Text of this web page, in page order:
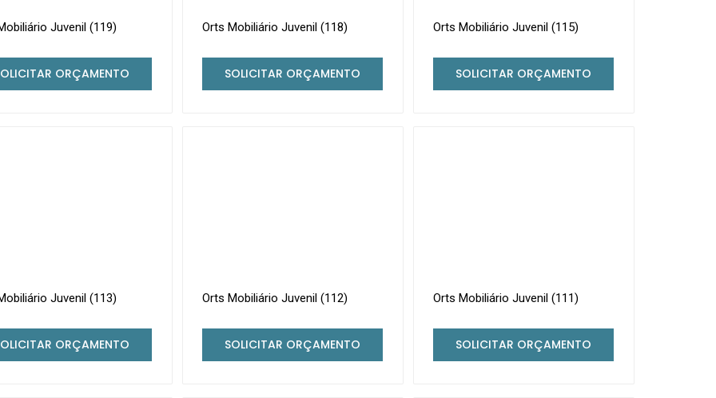
Juvenil (119)
ORÇAMENTO
Orts Mobiliário Juvenil (118)
SOLICITAR ORÇAMENTO
Orts Mobiliário Juvenil (115)
SOLICITAR ORÇAMENTO
Juvenil (113)
ORÇAMENTO
Orts Mobiliário Juvenil (112)
SOLICITAR ORÇAMENTO
Orts Mobiliário Juvenil (111)
SOLICITAR ORÇAMENTO